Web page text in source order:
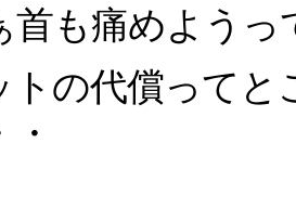
首も痛めようっ
トの代償ってと